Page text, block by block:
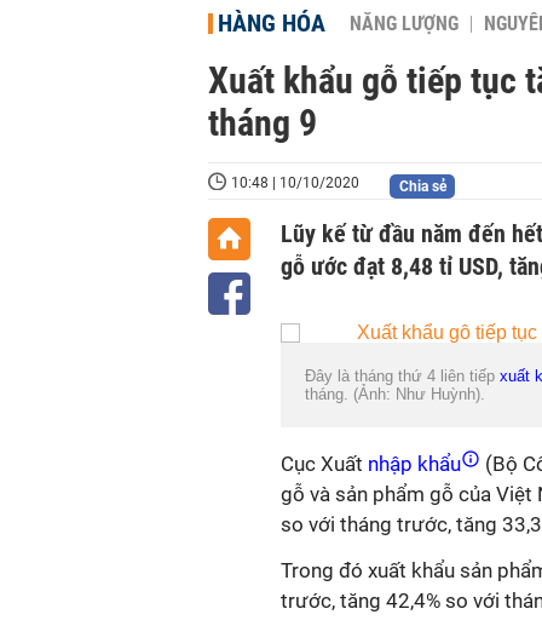
HÀNG HÓA NĂNG LƯỢNG
Xuất khẩu gỗ tiếp tục
tháng 9
10:48 | 10/10/2020 Chia sẻ
Lũy kế từ đầu năm đến
gỗ ước đạt 8,48 tỉ USD,
Đây là tháng thứ 4 liên tiếp xuất
tháng. (Ảnh: Như Huỳnh).
Cục Xuất nhập khẩu
(Bộ
gỗ và sản phẩm gỗ của
so với tháng trước, tăng
Trong đó xuất khẩu sản
trước, tăng 42,4% so với